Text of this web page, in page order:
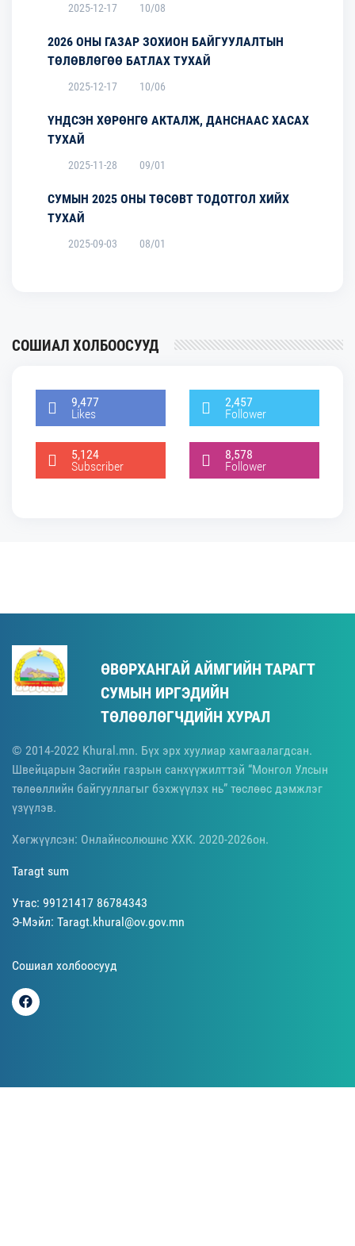
2025-12-17 10/08
2026 ОНЫ ГАЗАР ЗОХИОН БАЙГУУЛАЛТЫН
ТӨЛӨВЛӨГӨӨ БАТЛАХ ТУХАЙ
2025-12-17 10/06
ҮНДСЭН ХӨРӨНГӨ АКТАЛЖ, ДАНСНААС ХАСАХ
ТУХАЙ
2025-11-28 09/01
СУМЫН 2025 ОНЫ ТӨСӨВТ ТОДОТГОЛ ХИЙХ
ТУХАЙ
2025-09-03 08/01
СОШИАЛ ХОЛБООСУУД
9,477
Likes
2,457
Follower
5,124
Subscriber
8,578
Follower
ӨВӨРХАНГАЙ АЙМГИЙН ТАРАГТ
СУМЫН ИРГЭДИЙН
ТӨЛӨӨЛӨГЧДИЙН ХУРАЛ
© 2014-2022 Khural.mn. Бүх эрх хуулиар хамгаалагдсан.
Швейцарын Засгийн газрын санхүүжилттэй “Монгол Улсын
төлөөллийн байгууллагыг бэхжүүлэх нь” төслөөс дэмжлэг
үзүүлэв.
Хөгжүүлсэн: Онлайнсолюшнс ХХК. 2020-2026он.
Taragt sum
Утас: 99121417 86784343
Э-Мэйл: Taragt.khural@ov.gov.mn
Сошиал холбоосууд